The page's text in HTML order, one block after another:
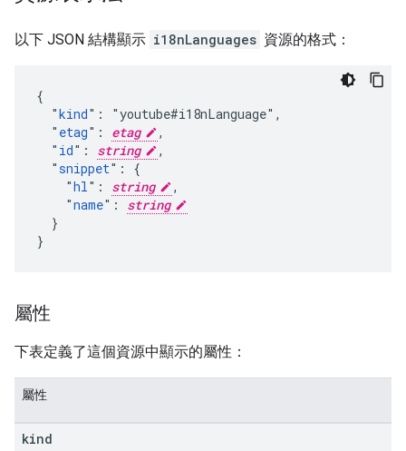
以下 JSON 結構顯示 i18nLanguages 資源的格式：
{
  "
kind": "youtube#i18nLanguage",
  "
etag": etag
,
  "
id": string
,
  "
snippet": {
    "
hl": string
,
    "
name": string
  }
}
屬性
下表定義了這個資源中顯示的屬性：
屬性
kind